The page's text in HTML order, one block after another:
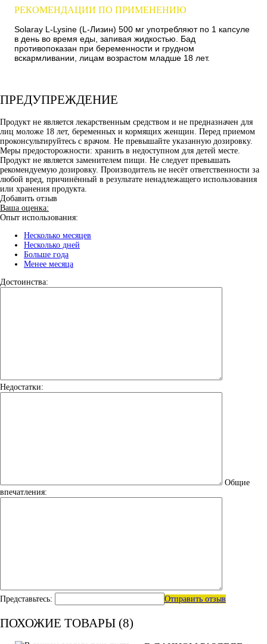
РЕКОМЕНДАЦИИ ПО ПРИМЕНЕНИЮ
Solaray L-Lysine (L-Лизин) 500 мг употребляют по 1 капсуле
в день во время еды, запивая жидкостью. Бад
противопоказан при беременности и грудном
вскармливании, лицам возрастом младше 18 лет.
ПРЕДУПРЕЖДЕНИЕ
Продукт не является лекарственным средством и не предназначен для
лиц моложе 18 лет, беременных и кормящих женщин. Перед приемом
проконсультируйтесь с врачом. Не превышайте указанную дозировку.
Меры предосторожности: хранить в недоступном для детей месте.
Продукт не является заменителем пищи. Не следует превышать
рекомендуемую дозировку. Производитель не несёт ответственности за
любой вред, причинённый в результате ненадлежащего использования
или хранения продукта.
Добавить отзыв
Ваша оценка:
Опыт использования:
Несколько месяцев
Несколько дней
Больше года
Менее месяца
Достоинства:
Недостатки:
Общие
впечатления:
Представьтесь: Отправить отзыв
ПОХОЖИЕ ТОВАРЫ (8)